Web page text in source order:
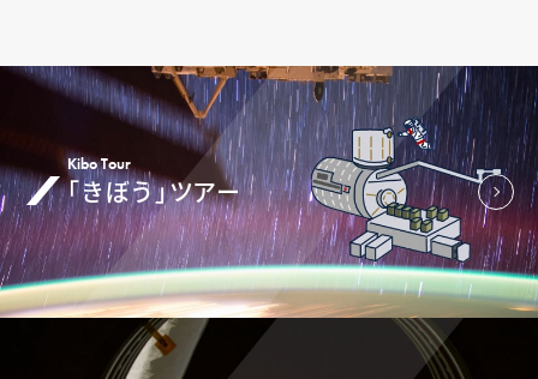
Kibo Tour
「きぼう」ツアー